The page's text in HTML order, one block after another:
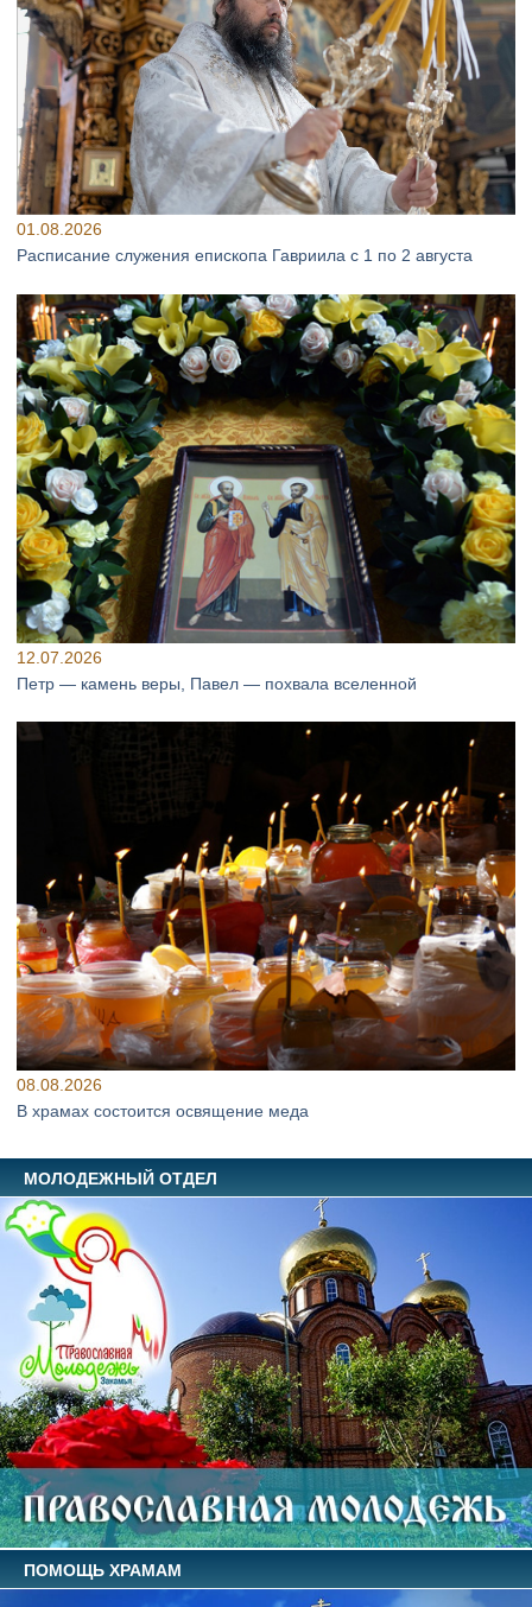
01.08.2026
Расписание служения епископа Гавриила с 1 по 2 августа
12.07.2026
Петр — камень веры, Павел — похвала вселенной
08.08.2026
В храмах состоится освящение меда
МОЛОДЕЖНЫЙ ОТДЕЛ
ПОМОЩЬ ХРАМАМ